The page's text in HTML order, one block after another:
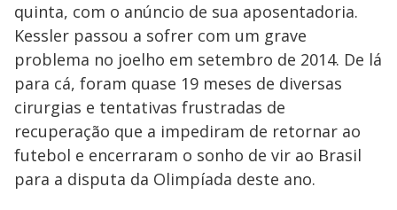
quinta, com o anúncio de sua aposentadoria.
Kessler passou a sofrer com um grave
problema no joelho em setembro de 2014. De lá
para cá, foram quase 19 meses de diversas
cirurgias e tentativas frustradas de
recuperação que a impediram de retornar ao
futebol e encerraram o sonho de vir ao Brasil
para a disputa da Olimpíada deste ano.